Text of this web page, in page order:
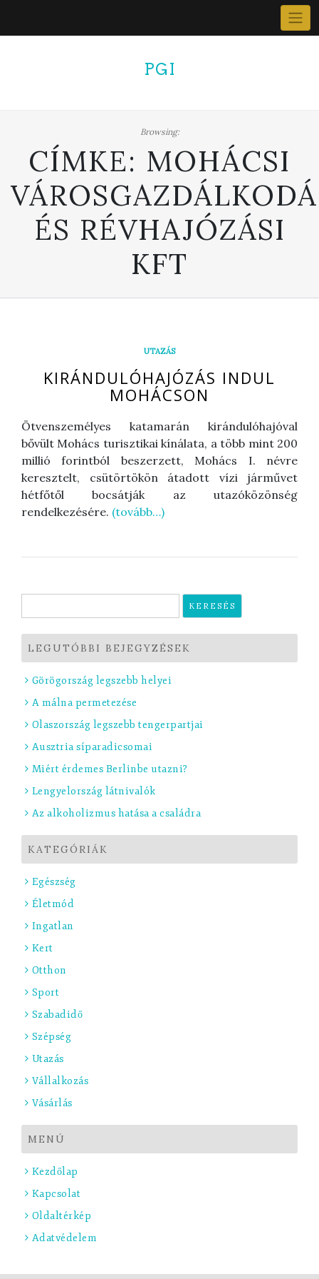
PGI
Browsing:
CÍMKE: MOHÁCSI
ÉS RÉVHAJÓZÁSI
KFT
UTAZÁS
KIRÁNDULÓHAJÓZÁS INDUL
MOHÁCSON
Ötvenszemélyes katamarán kirándulóhajóval
bővült Mohács turisztikai kínálata, a több mint 200
millió forintból beszerzett, Mohács I. névre
keresztelt, csütörtökön átadott vízi járművet
hétfőtől bocsátják az utazóközönség
rendelkezésére. (tovább…)
LEGUTÓBBI BEJEGYZÉSEK
Görögország legszebb helyei
A málna permetezése
Olaszország legszebb tengerpartjai
Ausztria síparadicsomai
Miért érdemes Berlinbe utazni?
Lengyelország látnivalók
Az alkoholizmus hatása a családra
KATEGÓRIÁK
Egészség
Életmód
Ingatlan
Kert
Otthon
Sport
Szabadidő
Szépség
Utazás
Vállalkozás
Vásárlás
MENÚ
Kezdőlap
Kapcsolat
Oldaltérkép
Adatvédelem